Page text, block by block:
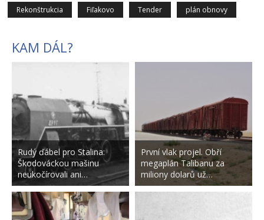
Rekonštrukcia Fiľakovo Tender plán obnovy
KAM DÁL?
Rudý ďábel pro Stalina:
Škodováckou mašinu
neukočírovali ani…
První vlak projel. Obří
megaplán Talibanu za
miliony dolarů už…